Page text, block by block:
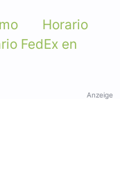
Horario
FedEx en
Anzeige